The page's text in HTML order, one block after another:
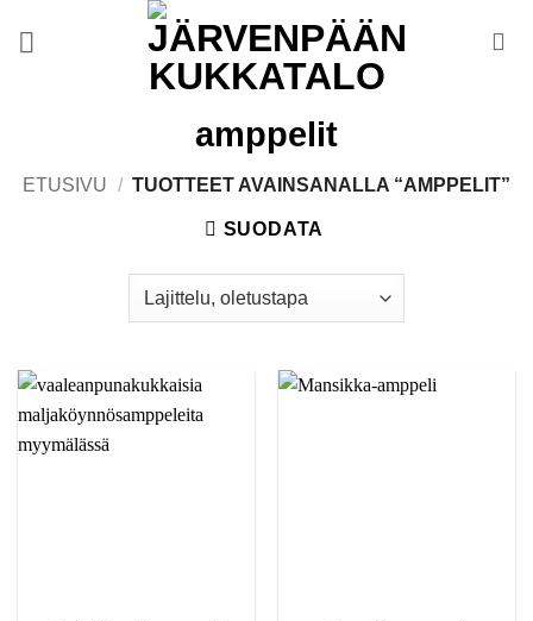
amppelit
ETUSIVU / TUOTTEET AVAINSANALLA “AMPPELIT”
SUODATA